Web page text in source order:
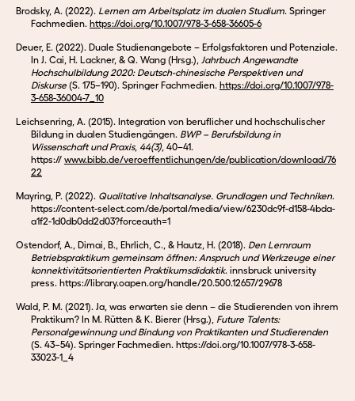
Brodsky, A. (2022). Lernen am Arbeitsplatz im dualen Studium. Springer
Fachmedien. https://doi.org/10.1007/978-3-658-36605-6
Deuer, E. (2022). Duale Studienangebote – Erfolgsfaktoren und Potenziale.
In J. Cai, H. Lackner, & Q. Wang (Hrsg.), Jahrbuch Angewandte
Hochschulbildung 2020: Deutsch-chinesische Perspektiven und
Diskurse(S. 175–190). Springer Fachmedien. https://doi.org/10.1007/978-
3-658-36004-7_10
Leichsenring, A. (2015). Integration von beruflicher und hochschulischer
Bildung in dualen Studiengängen. BWP – Berufsbildung in
Wissenschaft und Praxis, 44(3), 40–41.
https:// www.bibb.de/veroeffentlichungen/de/publication/download/76
22
Mayring, P. (2022). Qualitative Inhaltsanalyse. Grundlagen und Techniken.
https://content-select.com/de/portal/media/view/6230dc9f-d158-4bda-
a1f2-1d0db0dd2d03?forceauth=1
Ostendorf, A., Dimai, B., Ehrlich, C., & Hautz, H. (2018). Den Lernraum
Betriebspraktikum gemeinsam öffnen: Anspruch und Werkzeuge einer
konnektivitätsorientierten Praktikumsdidaktik. innsbruck university
press. https://library.oapen.org/handle/20.500.12657/29678
Wald, P. M. (2021). Ja, was erwarten sie denn – die Studierenden von ihrem
Praktikum? In M. Rütten & K. Bierer (Hrsg.), Future Talents:
Personalgewinnung und Bindung von Praktikanten und Studierenden
(S. 43–54). Springer Fachmedien. https://doi.org/10.1007/978-3-658-
33023-1_4